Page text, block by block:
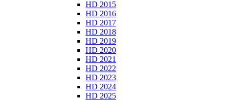
HD 2015
HD 2016
HD 2017
HD 2018
HD 2019
HD 2020
HD 2021
HD 2022
HD 2023
HD 2024
HD 2025